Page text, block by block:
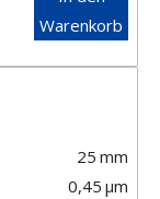
Warenkorb
25 mm
0,45 μm